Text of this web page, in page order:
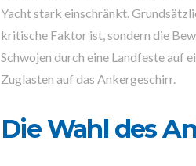
Yacht stark einschränkt.
kritische Faktor ist, sondern die
Schwojen durch eine Landfeste auf
Zuglasten auf das Ankergeschirr.
Die Wahl des